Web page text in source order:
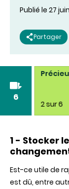
Publié le 27
Partager
6
2 sur 6
1 - Stocker
Est-ce utile de
est dû, entre